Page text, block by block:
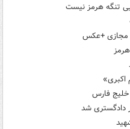
تنگه هرمز نیست
مجازی +عکس
دادگستری شد